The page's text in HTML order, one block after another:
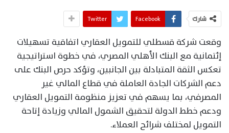
شارك Facebook
Twitter
وقعت شركة قسطلي للتمويل العقاري اتفاقية تسهيلات
إئتمانية مع البنك الأهلي المصري، في خطوة استراتيجية
تعكس الثقة المتبادلة بين الجانبين، وتؤكد حرص البنك على
دعم الشركات الجادة العاملة في قطاع المالي غير
المصرفي، بما يسهم في تعزيز منظومة التمويل العقاري
ودعم خطط الدولة لتحقيق الشمول المالي وزيادة إتاحة
التمويل لمختلف شرائح العملاء.